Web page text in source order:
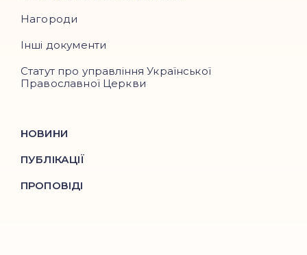
Нагороди
Інші документи
Статут про управління Української
Православної Церкви
НОВИНИ
ПУБЛІКАЦІЇ
ПРОПОВІДІ